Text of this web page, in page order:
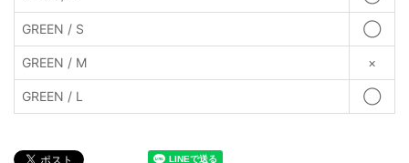
GREEN / S ◯
GREEN / M ×
GREEN / L ◯